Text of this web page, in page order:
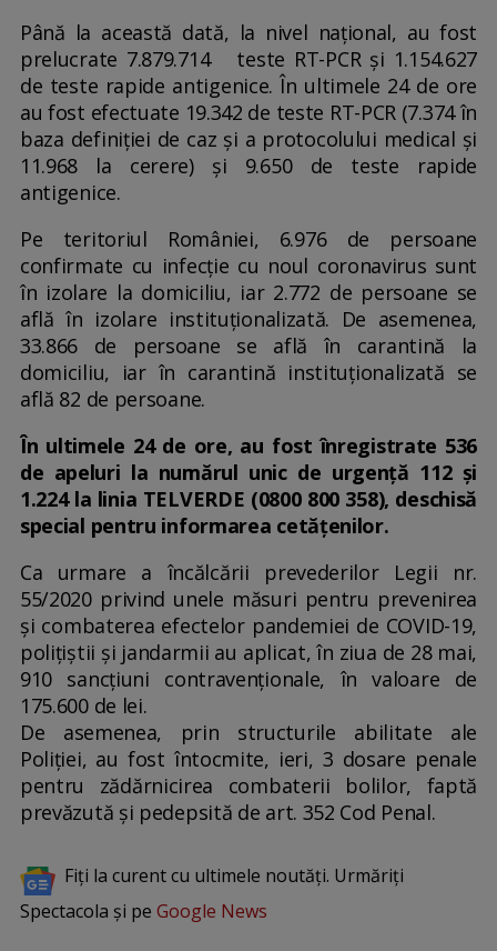
Până la această dată, la nivel național, au fost
prelucrate 7.879.714 teste RT-PCR și 1.154.627
de teste rapide antigenice. În ultimele 24 de ore
au fost efectuate 19.342 de teste RT-PCR (7.374 în
baza definiției de caz și a protocolului medical și
11.968 la cerere) și 9.650 de teste rapide
antigenice.
Pe teritoriul României, 6.976 de persoane
confirmate cu infecție cu noul coronavirus sunt
în izolare la domiciliu, iar 2.772 de persoane se
află în izolare instituționalizată. De asemenea,
33.866 de persoane se află în carantină la
domiciliu, iar în carantină instituționalizată se
află 82 de persoane.
În ultimele 24 de ore, au fost înregistrate 536
de apeluri la numărul unic de urgență 112 și
1.224 la linia TELVERDE (0800 800 358), deschisă
special pentru informarea cetățenilor.
Ca urmare a încălcării prevederilor Legii nr.
55/2020 privind unele măsuri pentru prevenirea
și combaterea efectelor pandemiei de COVID-19,
polițiștii și jandarmii au aplicat, în ziua de 28 mai,
910 sancțiuni contravenționale, în valoare de
175.600 de lei.
De asemenea, prin structurile abilitate ale
Poliției, au fost întocmite, ieri, 3 dosare penale
pentru zădărnicirea combaterii bolilor, faptă
prevăzută și pedepsită de art. 352 Cod Penal.
Fiți la curent cu ultimele noutăți. Urmăriți
Spectacola și pe Google News